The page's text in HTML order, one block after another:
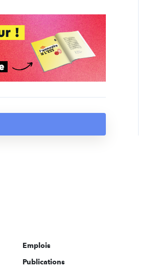
Emplois
Publications